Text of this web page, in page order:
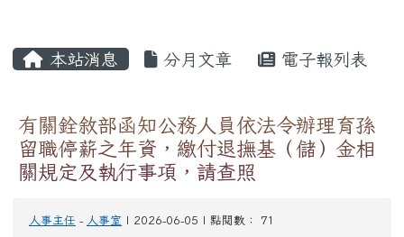
本站消息 分月文章 電子報列表
有關銓敘部函知公務人員依法令辦理育孫
留職停薪之年資，繳付退撫基（儲）金相
關規定及執行事項，請查照
人事主任 - 人事室 | 2026-06-05 | 點閱數： 71